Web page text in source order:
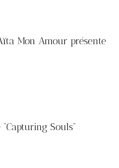
Mon Amour présente
Souls”